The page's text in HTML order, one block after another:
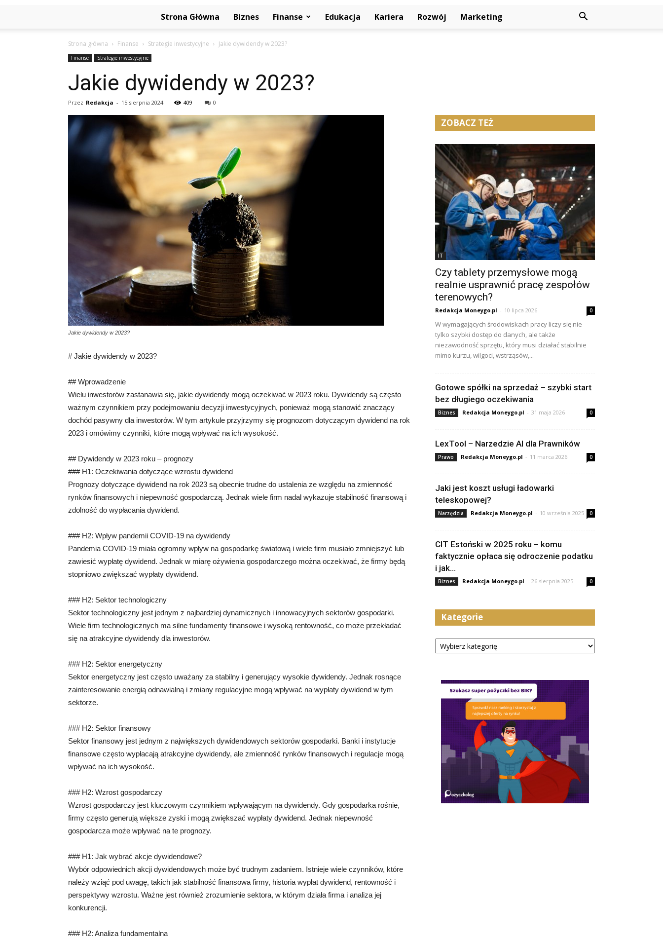
Strona Główna Biznes Finanse Edukacja Kariera Rozwój Marketing
Strona główna Finanse Strategie inwestycyjne Jakie dywidendy w 2023?
Finanse Strategie inwestycyjne
Jakie dywidendy w 2023?
Przez Redakcja - 15 sierpnia 2024 409 0
Jakie dywidendy w 2023?
# Jakie dywidendy w 2023?
## Wprowadzenie
Wielu inwestorów zastanawia się, jakie dywidendy mogą oczekiwać w 2023 roku. Dywidendy są często
ważnym czynnikiem przy podejmowaniu decyzji inwestycyjnych, ponieważ mogą stanowić znaczący
dochód pasywny dla inwestorów. W tym artykule przyjrzymy się prognozom dotyczącym dywidend na rok
2023 i omówimy czynniki, które mogą wpływać na ich wysokość.
## Dywidendy w 2023 roku – prognozy
### H1: Oczekiwania dotyczące wzrostu dywidend
Prognozy dotyczące dywidend na rok 2023 są obecnie trudne do ustalenia ze względu na zmienność
rynków finansowych i niepewność gospodarczą. Jednak wiele firm nadal wykazuje stabilność finansową i
zdolność do wypłacania dywidend.
### H2: Wpływ pandemii COVID-19 na dywidendy
Pandemia COVID-19 miała ogromny wpływ na gospodarkę światową i wiele firm musiało zmniejszyć lub
zawiesić wypłatę dywidend. Jednak w miarę ożywienia gospodarczego można oczekiwać, że firmy będą
stopniowo zwiększać wypłaty dywidend.
### H2: Sektor technologiczny
Sektor technologiczny jest jednym z najbardziej dynamicznych i innowacyjnych sektorów gospodarki.
Wiele firm technologicznych ma silne fundamenty finansowe i wysoką rentowność, co może przekładać
się na atrakcyjne dywidendy dla inwestorów.
### H2: Sektor energetyczny
Sektor energetyczny jest często uważany za stabilny i generujący wysokie dywidendy. Jednak rosnące
zainteresowanie energią odnawialną i zmiany regulacyjne mogą wpływać na wypłaty dywidend w tym
sektorze.
### H2: Sektor finansowy
Sektor finansowy jest jednym z największych dywidendowych sektorów gospodarki. Banki i instytucje
finansowe często wypłacają atrakcyjne dywidendy, ale zmienność rynków finansowych i regulacje mogą
wpływać na ich wysokość.
### H2: Wzrost gospodarczy
Wzrost gospodarczy jest kluczowym czynnikiem wpływającym na dywidendy. Gdy gospodarka rośnie,
firmy często generują większe zyski i mogą zwiększać wypłaty dywidend. Jednak niepewność
gospodarcza może wpływać na te prognozy.
### H1: Jak wybrać akcje dywidendowe?
Wybór odpowiednich akcji dywidendowych może być trudnym zadaniem. Istnieje wiele czynników, które
należy wziąć pod uwagę, takich jak stabilność finansowa firmy, historia wypłat dywidend, rentowność i
perspektywy wzrostu. Ważne jest również zrozumienie sektora, w którym działa firma i analiza jej
konkurencji.
### H2: Analiza fundamentalna
ZOBACZ TEŻ
IT
Czy tablety przemysłowe mogą
realnie usprawnić pracę zespołów
terenowych?
Redakcja Moneygo.pl - 10 lipca 2026 0
W wymagających środowiskach pracy liczy się nie
tylko szybki dostęp do danych, ale także
niezawodność sprzętu, który musi działać stabilnie
mimo kurzu, wilgoci, wstrząsów,...
Gotowe spółki na sprzedaż – szybki start
bez długiego oczekiwania
Biznes Redakcja Moneygo.pl - 31 maja 2026 0
LexTool – Narzedzie AI dla Prawników
Prawo Redakcja Moneygo.pl - 11 marca 2026 0
Jaki jest koszt usługi ładowarki
teleskopowej?
Narzędzia Redakcja Moneygo.pl - 10 września 2025 0
CIT Estoński w 2025 roku – komu
faktycznie opłaca się odroczenie podatku
i jak...
Biznes Redakcja Moneygo.pl - 26 sierpnia 2025 0
Kategorie
Kategorie